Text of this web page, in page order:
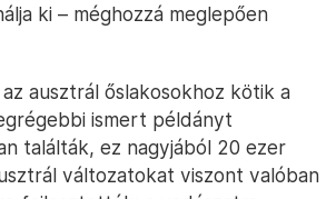
ki – méghozzá meglepően
ausztrál őslakosokhoz kötik a
ismert példányt
találták, ez nagyjából 20 ezer
változatokat viszont valóban